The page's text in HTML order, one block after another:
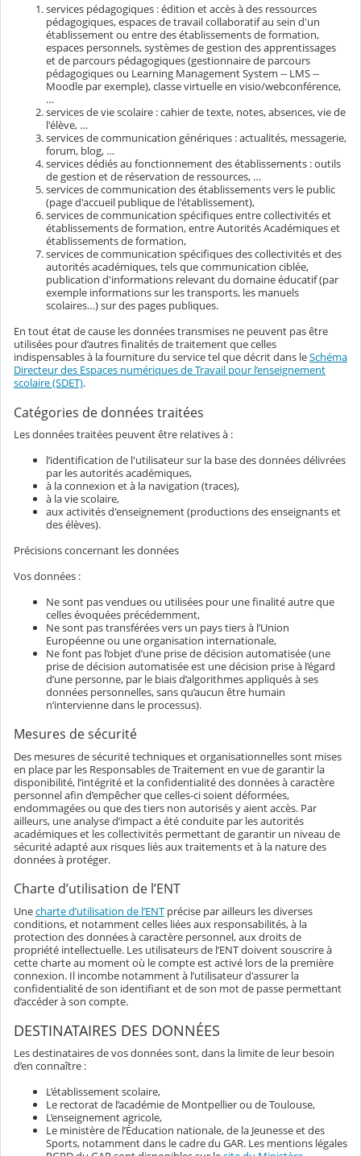
services pédagogiques : édition et accès à des ressources
pédagogiques, espaces de travail collaboratif au sein d'un
établissement ou entre des établissements de formation,
espaces personnels, systèmes de gestion des apprentissages
et de parcours pédagogiques (gestionnaire de parcours
pédagogiques ou Learning Management System -- LMS --
Moodle par exemple), classe virtuelle en visio/webconférence,
…
services de vie scolaire : cahier de texte, notes, absences, vie de
l'élève, …
services de communication génériques : actualités, messagerie,
forum, blog, …
services dédiés au fonctionnement des établissements : outils
de gestion et de réservation de ressources, …
services de communication des établissements vers le public
(page d'accueil publique de l'établissement),
services de communication spécifiques entre collectivités et
établissements de formation, entre Autorités Académiques et
établissements de formation,
services de communication spécifiques des collectivités et des
autorités académiques, tels que communication ciblée,
publication d'informations relevant du domaine éducatif (par
exemple informations sur les transports, les manuels
scolaires…) sur des pages publiques.
En tout état de cause les données transmises ne peuvent pas être
utilisées pour d’autres finalités de traitement que celles
indispensables à la fourniture du service tel que décrit dans leSchéma
Directeur des Espaces numériques de Travail pour l’enseignement
scolaire (SDET).
Catégories de données traitées
Les données traitées peuvent être relatives à :
l’identification de l'utilisateur sur la base des données délivrées
par les autorités académiques,
à la connexion et à la navigation (traces),
à la vie scolaire,
aux activités d'enseignement (productions des enseignants et
des élèves).
Précisions concernant les données
Vos données :
Ne sont pas vendues ou utilisées pour une finalité autre que
celles évoquées précédemment,
Ne sont pas transférées vers un pays tiers à l’Union
Européenne ou une organisation internationale,
Ne font pas l’objet d’une prise de décision automatisée (une
prise de décision automatisée est une décision prise à l’égard
d’une personne, par le biais d’algorithmes appliqués à ses
données personnelles, sans qu’aucun être humain
n’intervienne dans le processus).
Mesures de sécurité
Des mesures de sécurité techniques et organisationnelles sont mises
en place par les Responsables de Traitement en vue de garantir la
disponibilité, l’intégrité et la confidentialité des données à caractère
personnel afin d’empêcher que celles-ci soient déformées,
endommagées ou que des tiers non autorisés y aient accès. Par
ailleurs, une analyse d’impact a été conduite par les autorités
académiques et les collectivités permettant de garantir un niveau de
sécurité adapté aux risques liés aux traitements et à la nature des
données à protéger.
Charte d’utilisation de l’ENT
Unecharte d’utilisation de l’ENT précise par ailleurs les diverses
conditions, et notamment celles liées aux responsabilités, à la
protection des données à caractère personnel, aux droits de
propriété intellectuelle. Les utilisateurs de l’ENT doivent souscrire à
cette charte au moment où le compte est activé lors de la première
connexion. Il incombe notamment à l’utilisateur d'assurer la
confidentialité de son identifiant et de son mot de passe permettant
d’accéder à son compte.
DESTINATAIRES DES DONNÉES
Les destinataires de vos données sont, dans la limite de leur besoin
d’en connaître :
L’établissement scolaire,
Le rectorat de l’académie de Montpellier ou de Toulouse,
L’enseignement agricole,
Le ministère de l’Éducation nationale, de la Jeunesse et des
Sports, notamment dans le cadre du GAR. Les mentions légales